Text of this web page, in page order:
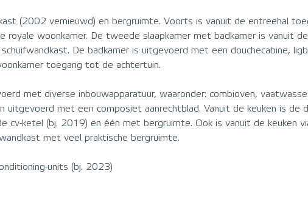
(2002 vernieuwd) en bergruimte. Voorts is vanuit de entreehal
royale woonkamer. De tweede slaapkamer met badkamer is vanuit
De badkamer is uitgevoerd met een douchecabine,
toegang tot de achtertuin.
met diverse inbouwapparatuur, waaronder: combioven,
uitgevoerd met een composiet aanrechtblad. Vanuit de keuken is de
cv-ketel (bj. 2019) en één met bergruimte. Ook is vanuit de keuken
met veel praktische bergruimte.
units (bj. 2023)